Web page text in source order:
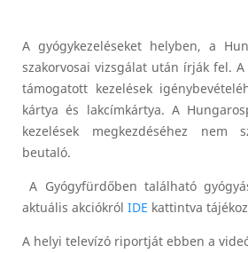
A gyógykezeléseket helyben, a
szakorvosai vizsgálat után írják fel. A
támogatott kezelések
kártya és lakcímkártya. A
kezelések megkezdéséhez nem
beutaló.
A Gyógyfürdőben található
aktuális akciókról IDE kattintva
A helyi televízó riportját ebben a